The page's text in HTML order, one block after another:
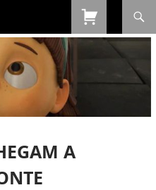
A